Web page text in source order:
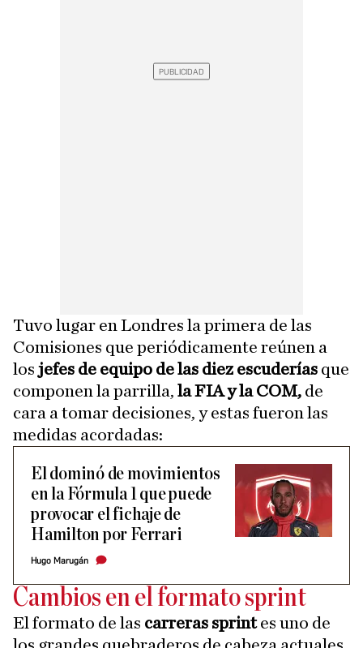
Tuvo lugar en Londres la primera de las
Comisiones que periódicamente reúnen a
los jefes de equipo de las diez escuderías que
componen la parrilla, la FIA y la COM, de
cara a tomar decisiones, y estas fueron las
medidas acordadas:
El dominó de movimientos
en la Fórmula 1 que puede
provocar el fichaje de
Hamilton por Ferrari
Hugo Marugán
Cambios en el formato sprint
El formato de las carreras sprintes uno de